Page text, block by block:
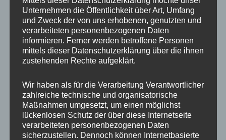
Hinweis Doppellochkreis
Ähnliche Produkte
Unternehmen die Öffentlichkeit über Art, Umfang
und Zweck der von uns erhobenen, genutzten und
verarbeiteten personenbezogenen Daten
informieren. Ferner werden betroffene Personen
mittels dieser Datenschutzerklärung über die ihnen
zustehenden Rechte aufgeklärt.
Wir haben als für die Verarbeitung Verantwortlicher
zahlreiche technische und organisatorische
Maßnahmen umgesetzt, um einen möglichst
lückenlosen Schutz der über diese Internetseite
verarbeiteten personenbezogenen Daten
sicherzustellen. Dennoch können Internetbasierte